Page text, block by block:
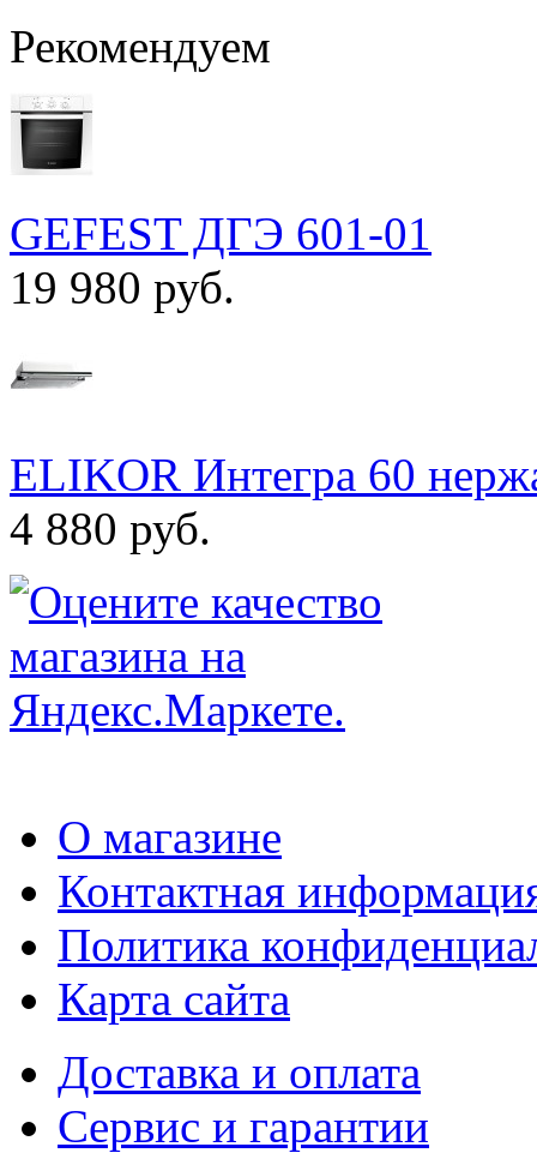
Рекомендуем
GEFEST ДГЭ 601-01
19 980 руб.
ELIKOR Интегра 60
4 880 руб.
О магазине
Контактная
Политика
Карта сайта
Доставка и оплата
Сервис и гарантии